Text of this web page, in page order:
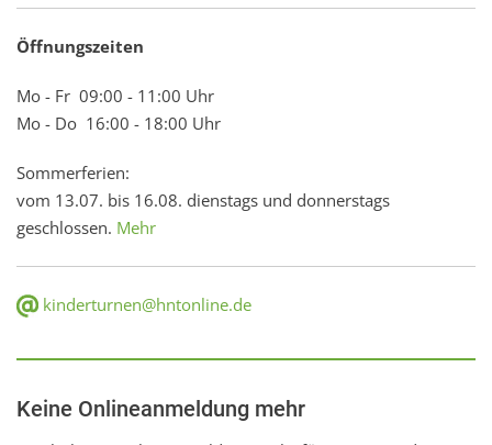
Öffnungszeiten
Mo - Fr 09:00 - 11:00 Uhr
Mo - Do 16:00 - 18:00 Uhr
Sommerferien:
vom 13.07. bis 16.08. dienstags und donnerstags
geschlossen. Mehr
kinderturnen@hntonline.de
Keine Onlineanmeldung mehr